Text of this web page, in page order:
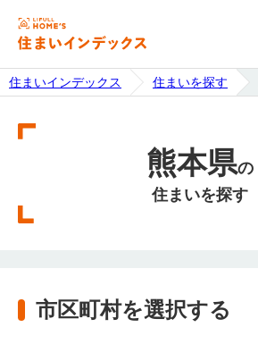
住まいインデックス 住まいを探す
熊本県の
住まいを探す
市区町村を選択する